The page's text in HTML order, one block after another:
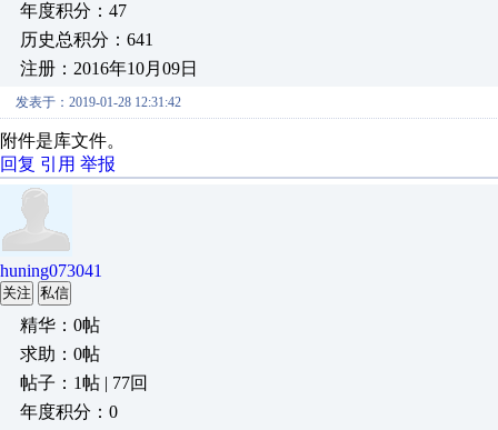
年度积分：47
历史总积分：641
注册：2016年10月09日
发表于：2019-01-28 12:31:42
附件是库文件。
回复 引用 举报
huning073041
关注 私信
精华：0帖
求助：0帖
帖子：1帖 | 77回
年度积分：0